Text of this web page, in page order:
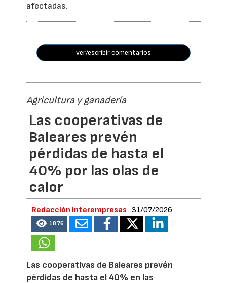
afectadas.
ver/escribir comentarios
Agricultura y ganadería
Las cooperativas de
Baleares prevén
pérdidas de hasta el
40% por las olas de
calor
Redacción Interempresas 31/07/2026
1876
Las cooperativas de Baleares prevén
pérdidas de hasta el 40% en las